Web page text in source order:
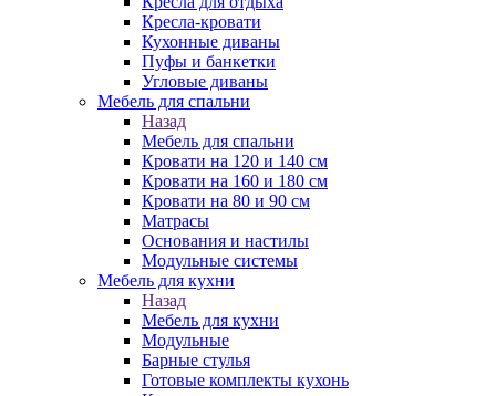
Кресла-кровати
Кухонные диваны
Пуфы и банкетки
Угловые диваны
Мебель для спальни
Назад
Мебель для спальни
Кровати на 120 и 140 см
Кровати на 160 и 180 см
Кровати на 80 и 90 см
Матрасы
Основания и настилы
Модульные системы
Мебель для кухни
Назад
Мебель для кухни
Модульные
Барные стулья
Готовые комплекты кухонь